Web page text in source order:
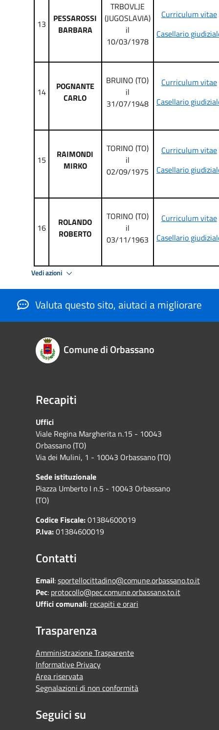
13
PESSAROSSI
BARBARA
TRBOVLJE
(JUGOSLAVIA)
il
10/03/1978
Curriculum vitae
Casellario
14
POGNANTE
CARLO
BRUINO (TO)
il
31/07/1948
Curriculum vitae
Casellario
15
RAIMONDI
MIRKO
TORINO (TO)
il
02/09/1975
Curriculum vitae
Casellario
16
ROLANDO
ROBERTO
TORINO (TO)
il
03/11/1963
Curriculum vitae
Casellario
Vedi azioni
Valuta questo sito, aiutaci a migliorare
Comune di Orbassano
Recapiti
Uffici
Viale Regina Margherita n.15 - 10043
Orbassano (TO)
Via dei Mulini, 1 - 10043 Orbassano (TO)
Sede istituzionale
Piazza Umberto I n.5 - 10043 Orbassano
(TO)
Codice Fiscale:01384600019
P.Iva:01384600019
Contatti
Email:sportellocittadino@comune.orbassano.to.it
Pec: protocollo@pec.comune.orbassano.to.it
Uffici comunali: recapiti e orari
Trasparenza
Amministrazione Trasparente
Informative Privacy
Area riservata
Segnalazioni di non conformità
Seguici su